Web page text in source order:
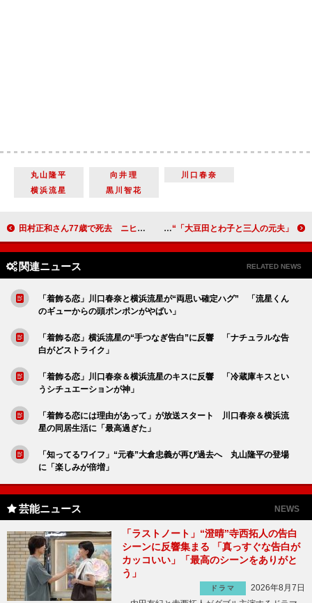
丸山隆平 向井理
川口春奈
横浜流星
黒川智花
田村正和さん77歳で死去 ニヒルな二枚目からコミカルな役まで 「大豆田とわ子と三人の元夫」“かごめ”市川実日子に訪れた衝撃の展開 「心がえぐられ過ぎて立ち直れない」
関連ニュース RELATED NEWS
「着飾る恋」川口春奈と横浜流星が“両思い確定ハグ” 「流星くん
のギューからの頭ポンポンがやばい」
「着飾る恋」横浜流星の“手つなぎ告白”に反響 「ナチュラルな告
白がどストライク」
「着飾る恋」川口春奈＆横浜流星のキスに反響 「冷蔵庫キスとい
うシチュエーションが神」
「着飾る恋には理由があって」が放送スタート 川口春奈＆横浜流
星の同居生活に「最高過ぎた」
「知ってるワイフ」“元春”大倉忠義が再び過去へ 丸山隆平の登場
に「楽しみが倍増」
芸能ニュース NEWS
「ラストノート」“澄晴”寺西拓人の告白
シーンに反響集まる 「真っすぐな告白が
カッコいい」「最高のシーンをありがと
う」
ドラマ
2026年8月7日